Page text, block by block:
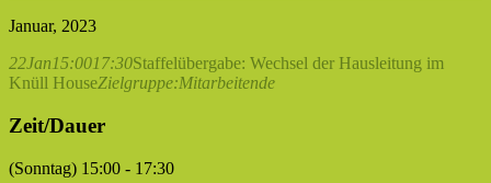
Januar, 2023
22Jan15:0017:30Staffelübergabe: Wechsel der Hausleitung im
Knüll HouseZielgruppe:Mitarbeitende
Zeit/Dauer
(Sonntag) 15:00 - 17:30